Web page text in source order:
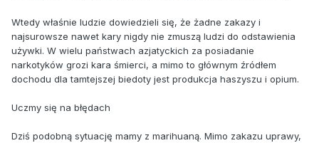
Wtedy właśnie ludzie dowiedzieli się, że żadne zakazy i
najsurowsze nawet kary nigdy nie zmuszą ludzi do odstawienia
używki. W wielu państwach azjatyckich za posiadanie
narkotyków grozi kara śmierci, a mimo to głównym źródłem
dochodu dla tamtejszej biedoty jest produkcja haszyszu i opium.
Uczmy się na błędach
Dziś podobną sytuację mamy z marihuaną. Mimo zakazu uprawy,